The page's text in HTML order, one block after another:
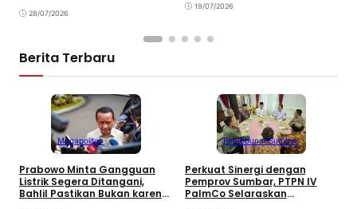
28/07/2026
19/07/2026
Berita Terbaru
Megapolitan
Prabowo Minta Gangguan
Listrik Segera Ditangani,
Bahlil Pastikan Bukan karena
PerkebunanSumbar
Perkuat Sinergi dengan
Pemprov Sumbar, PTPN IV
PalmCo Selaraskan